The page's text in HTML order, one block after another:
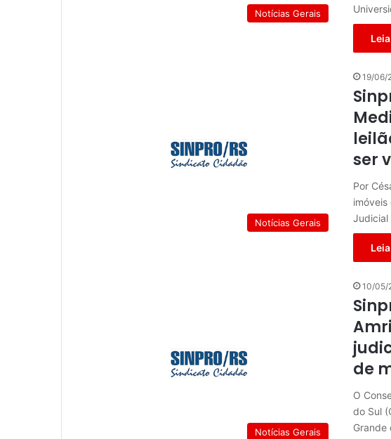
Notícias Gerais
Notícias Gerais
19/06/
ser
Por
Notícias Gerais
10/05/
de
O
do Sul
Grande